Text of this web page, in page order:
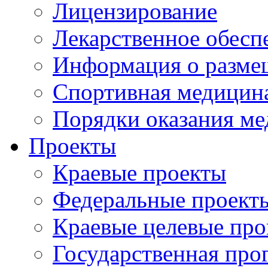
Лицензирование
Лекарственное
Информация о
Спортивная
Порядки оказания
Проекты
Краевые проекты
Федеральные
Краевые целевые
Государственная